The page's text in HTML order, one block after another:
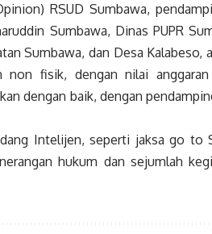
RSUD Sumbawa,
Sumbawa, Dinas PUPR
Sumbawa, dan Desa Kalabeso,
fisik, dengan nilai anggaran
dengan baik, dengan
Intelijen, seperti jaksa go to
hukum dan sejumlah